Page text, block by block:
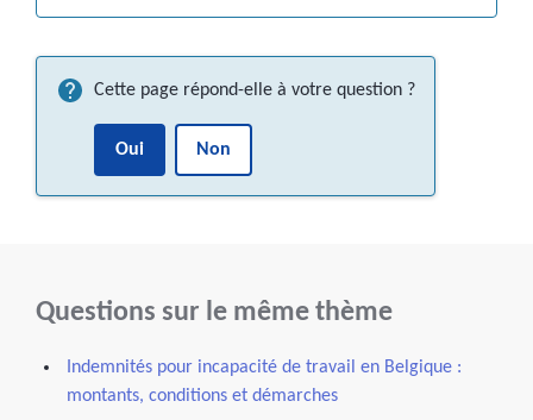
Cette page répond-elle à votre question ?
Oui Non
Questions sur le même thème
Indemnités pour incapacité de travail en Belgique :
montants, conditions et démarches